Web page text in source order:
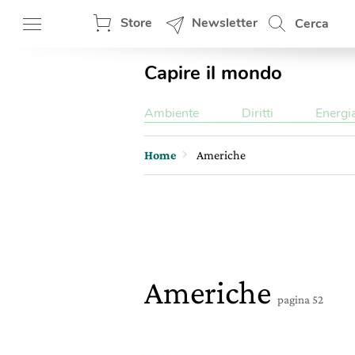
Store Newsletter Cerca
Capire il mondo
Ambiente Diritti
Home Americhe
Americhe pagina 52